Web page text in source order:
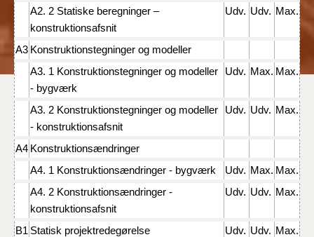
BR18 (4/7-31/12
2019)
BR18 (1/1-4/7 2019)
BR18 (1/7-31/12
2018)
BR18 (1/1-30/6
A2. 2 Statiske beregninger –
konstruktionsafsnit
Udv. Udv. Max.
A3 Konstruktionstegninger og modeller
A3. 1 Konstruktionstegninger og modeller
- bygværk
Udv. Max. Max.
A3. 2 Konstruktionstegninger og modeller
- konstruktionsafsnit
Udv. Udv. Max.
A4 Konstruktionsændringer
A4. 1 Konstruktionsændringer - bygværk
Udv. Max. Max.
A4. 2 Konstruktionsændringer -
konstruktionsafsnit
Udv. Udv. Max.
B1 Statisk projektredegørelse Udv. Udv. Max.